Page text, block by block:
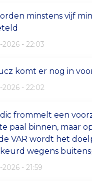
minstens vijf
2026 - 22:03
komt er nog in
2026 - 22:02
frommelt een
paal binnen, maar
VAR wordt het
wegens
2026 - 21:59